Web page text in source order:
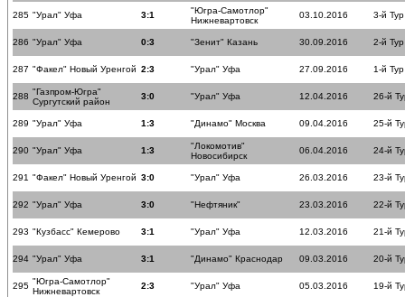
285 "Урал" Уфа 3:1
"Югра-Самотлор"
Нижневартовск
03.10.2016 3-й Тур
286 "Урал" Уфа 0:3 "Зенит" Казань 30.09.2016 2-й Тур
287 "Факел" Новый Уренгой 2:3 "Урал" Уфа 27.09.2016 1-й Тур
288 "Газпром-Югра"
Сургутский район
3:0 "Урал" Уфа 12.04.2016 26-й
289 "Урал" Уфа 1:3 "Динамо" Москва 09.04.2016 25-й
290 "Урал" Уфа 1:3
"Локомотив"
Новосибирск
06.04.2016 24-й
291 "Факел" Новый Уренгой 3:0 "Урал" Уфа 26.03.2016 23-й
292 "Урал" Уфа 3:0 "Нефтяник" 23.03.2016 22-й
293 "Кузбасс" Кемерово 3:1 "Урал" Уфа 12.03.2016 21-й
294 "Урал" Уфа 3:1 "Динамо" Краснодар 09.03.2016 20-й
295 "Югра-Самотлор"
Нижневартовск
2:3 "Урал" Уфа 05.03.2016 19-й